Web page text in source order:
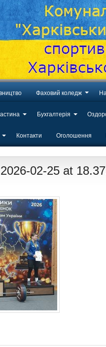
Фаховий коледж
Бухгалтерія
Контакти Оголошення
02-25 at